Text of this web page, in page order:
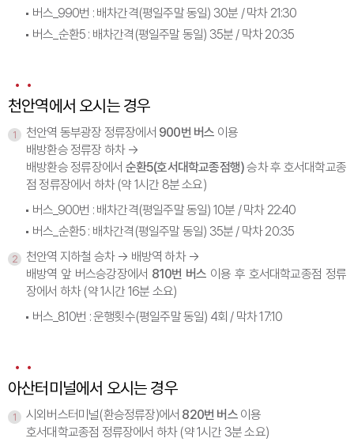
버스_990번 : 배차간격(평일주말 동일) 30분 / 막차 21:30
버스_순환5 : 배차간격(평일주말 동일) 35분 / 막차 20:35
천안역에서 오시는 경우
1 천안역 동부광장 정류장에서 900번 버스 이용
배방환승 정류장 하차 →
배방환승 정류장에서 순환5(호서대학교종점행)승차 후 호서대학교종
점 정류장에서 하차 (약 1시간 8분 소요)
버스_900번 : 배차간격(평일주말 동일) 10분 / 막차 22:40
버스_순환5 : 배차간격(평일주말 동일) 35분 / 막차 20:35
2
천안역 지하철 승차 → 배방역 하차 →
배방역 앞 버스승강장에서 810번 버스 이용 후 호서대학교종점 정류
장에서 하차 (약 1시간 16분 소요)
버스_810번 : 운행횟수(평일주말 동일) 4회 / 막차 17:10
아산터미널에서 오시는 경우
1 시외버스터미널(환승정류장)에서 820번 버스이용
호서대학교종점 정류장에서 하차 (약 1시간 3분 소요)